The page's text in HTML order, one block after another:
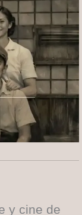
y cine de